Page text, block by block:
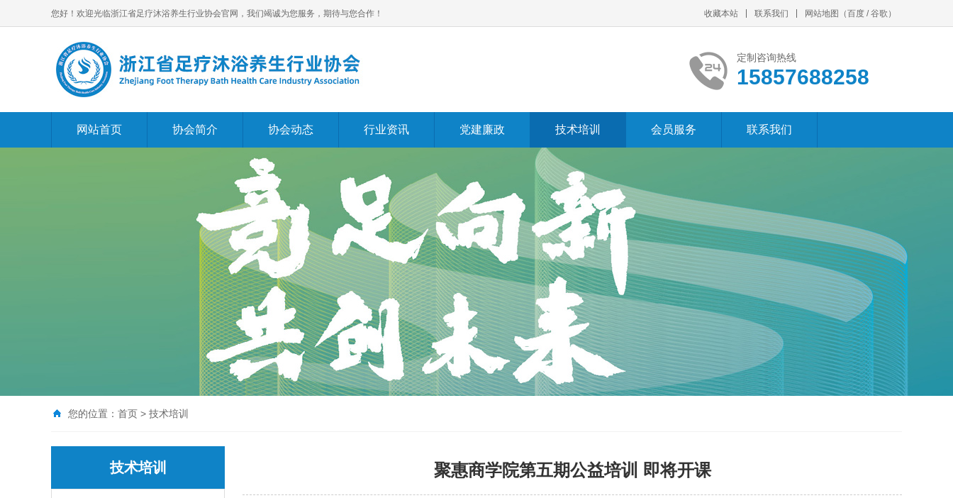
您好！欢迎光临浙江省足疗沐浴养生行业协会官网，我们竭诚为您服务，期待与您合作！ 收藏本站 联系我们 网站地图 （百度 /谷歌 ）
定制咨询热线
15857688258
网站首页 协会简介 协会动态 行业资讯 党建廉政 技术培训 会员服务 联系我们
您的位置： 首页 > 技术培训
技术培训 聚惠商学院第五期公益培训 即将开课